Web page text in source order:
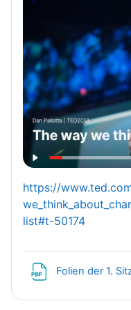
https://
list#t-50174
Folien der 1.